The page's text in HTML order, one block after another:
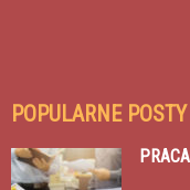
POPULARNE POSTY